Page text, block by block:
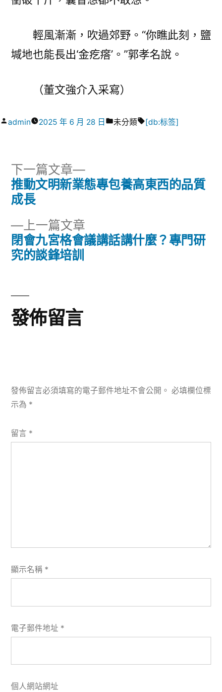
輕風漸漸，吹過郊野。“你瞧此刻，鹽
堿地也能長出‘金疙瘩’。”郭孝名說。
（董文強介入采寫）
作
admin 2025 年 6 月 28 日
分
未分類
標
[db:标签]
文
導
覽
上一篇文章
一
閉會九宮格會議講話講什麼？專門研
究的談鋒培訓
下一篇文章
下
一
推動文明新業態專包養高東西的品質
成長
發佈留言
發佈留言必須填寫的電子郵件地址不會公開。 必填欄位標
示為 *
留言 *
顯示名稱 *
電子郵件地址 *
個人網站網址